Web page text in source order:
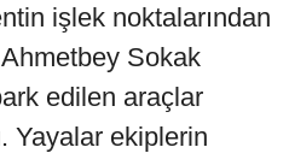
işlek noktalarından
Sokak
edilen araçlar
Yayalar ekiplerin